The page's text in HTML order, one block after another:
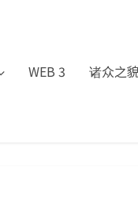
WEB 3 诸众之貌